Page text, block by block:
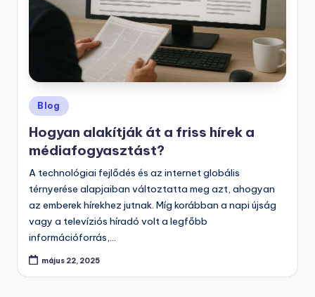
Posted
in
Blog
Hogyan alakítják át a friss hírek a
médiafogyasztást?
A technológiai fejlődés és az internet globális
térnyerése alapjaiban változtatta meg azt, ahogyan
az emberek hírekhez jutnak. Míg korábban a napi újság
vagy a televíziós híradó volt a legfőbb
információforrás,…
május 22, 2025